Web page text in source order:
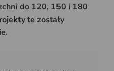
do 120, 150 i 180
te zostały